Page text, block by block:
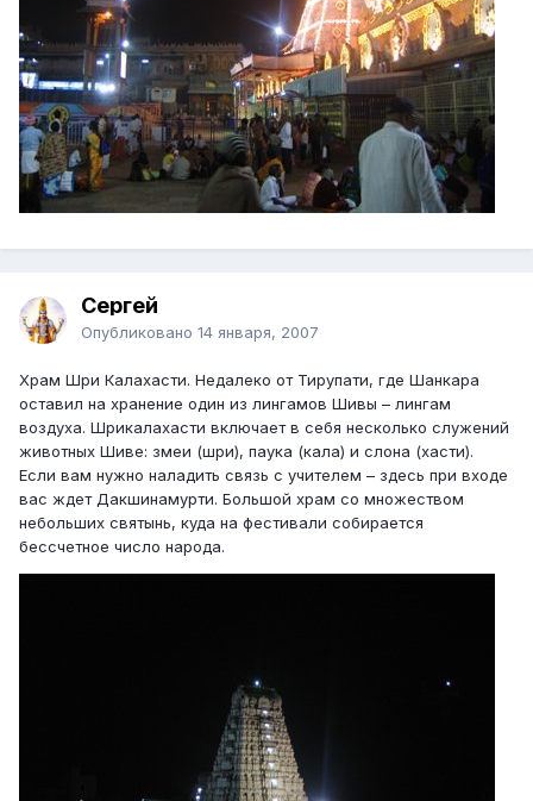
Сергей
Опубликовано 14 января, 2007
Храм Шри Калахасти. Недалеко от Тирупати, где Шанкара
оставил на хранение один из лингамов Шивы – лингам
воздуха. Шрикалахасти включает в себя несколько служений
животных Шиве: змеи (шри), паука (кала) и слона (хасти).
Если вам нужно наладить связь с учителем – здесь при входе
вас ждет Дакшинамурти. Большой храм со множеством
небольших святынь, куда на фестивали собирается
бессчетное число народа.